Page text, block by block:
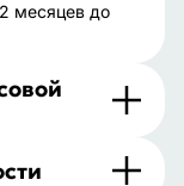
месяцев до